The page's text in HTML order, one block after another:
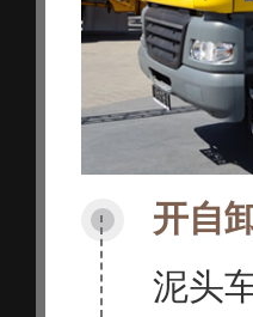
开自
泥头